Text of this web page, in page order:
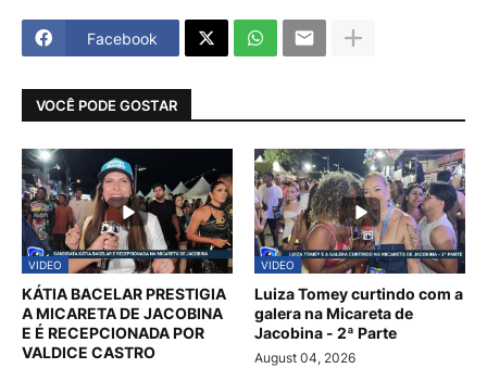
Facebook
VOCÊ PODE GOSTAR
VIDEO
KÁTIA BACELAR PRESTIGIA
A MICARETA DE JACOBINA
E É RECEPCIONADA POR
VALDICE CASTRO
VIDEO
Luiza Tomey curtindo com a
galera na Micareta de
Jacobina - 2ª Parte
August 04, 2026